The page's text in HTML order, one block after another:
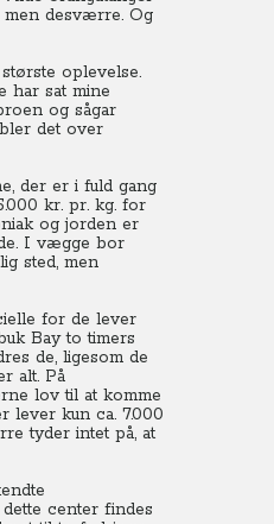
desværre. Og
oplevelse.
har sat mine
og sågar
det over
der er i fuld gang
kr. pr. kg. for
og jorden er
I vægge bor
sted, men
for de lever
Bay to timers
de, ligesom de
alt. På
lov til at komme
lever kun ca. 7.000
tyder intet på, at
center findes